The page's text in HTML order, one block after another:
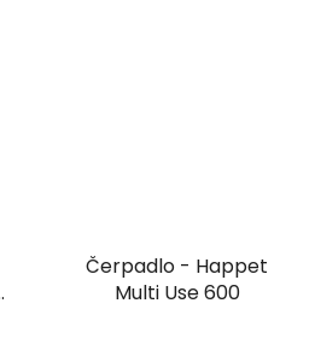
Čerpadlo - Happet
Multi Use 600